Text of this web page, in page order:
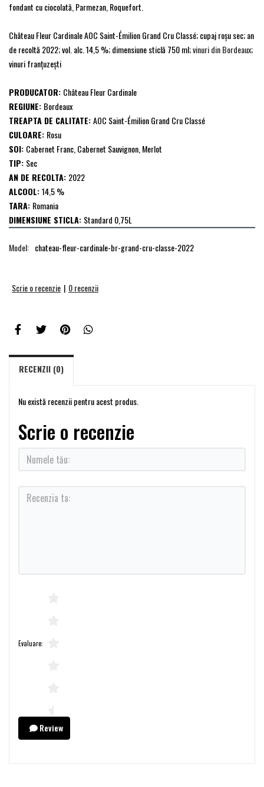
fondant cu ciocolată, Parmezan, Roquefort.
Château Fleur Cardinale AOC Saint-Émilion Grand Cru Classé; cupaj roşu sec; an
de recoltă 2022; vol. alc. 14,5 %; dimensiune sticlă 750 ml;vinuri din Bordeaux;
vinuri franţuzeşti
PRODUCATOR: Château Fleur Cardinale
REGIUNE: Bordeaux
TREAPTA DE CALITATE:AOC Saint-Émilion Grand Cru Classé
CULOARE: Rosu
SOI: Cabernet Franc, Cabernet Sauvignon, Merlot
TIP: Sec
AN DE RECOLTA: 2022
ALCOOL:14,5 %
TARA: Romania
DIMENSIUNE STICLA: Standard 0,75L
Model: chateau-fleur-cardinale-br-grand-cru-classe-2022
Scrie o recenzie | 0 recenzii
RECENZII (0)
Nu există recenzii pentru acest produs.
Scrie o recenzie
Evaluare:
Review